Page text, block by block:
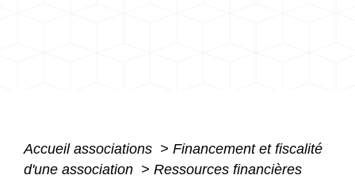
Accueil associations > Financement et fiscalité
d'une association > Ressources financières